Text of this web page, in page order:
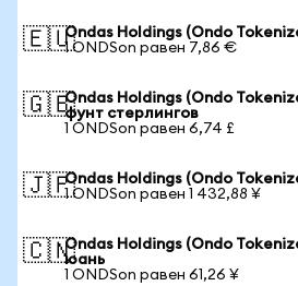
🇪🇺Ondas Holdings (Ondo
1 ONDSon равен 7,86 €
🇬🇧Ondas Holdings (Ondo
фунт стерлингов
1 ONDSon равен 6,74 £
🇯🇵Ondas Holdings (Ondo
1 ONDSon равен 1 432,88 ¥
🇨🇳Ondas Holdings (Ondo
юань
1 ONDSon равен 61,26 ¥